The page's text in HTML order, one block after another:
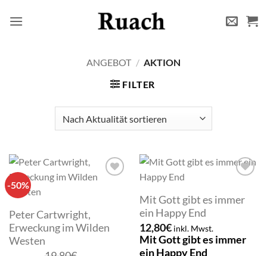
Inhalt
ANGEBOT / AKTION
FILTER
-50%
Peter Cartwright,
Erweckung im Wilden
Westen
Mit Gott gibt es immer
ein Happy End
12,80€ inkl. Mwst.
Mit Gott gibt es immer
ein Happy End